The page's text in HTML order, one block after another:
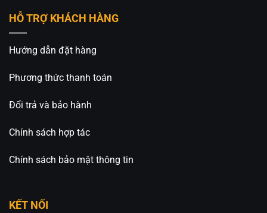
HỖ TRỢ KHÁCH HÀNG
Hướng dẫn đặt hàng
Phương thức thanh toán
Đổi trả và bảo hành
Chính sách hợp tác
Chính sách bảo mật thông tin
KẾT NỐI